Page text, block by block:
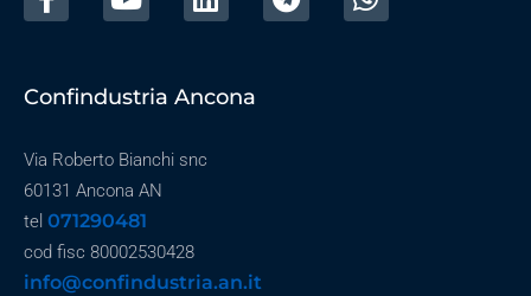
Confindustria Ancona
Via Roberto Bianchi snc
60131 Ancona AN
tel 071290481
cod fisc 80002530428
info@confindustria.an.it